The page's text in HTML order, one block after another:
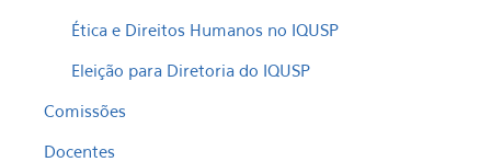
Ética e Direitos Humanos no IQUSP
Eleição para Diretoria do IQUSP
Comissões
Docentes